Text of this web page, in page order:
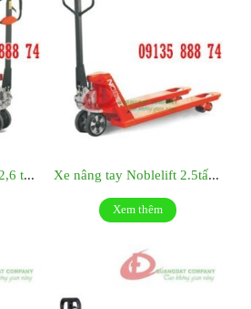
Xe nâng tay Noblelift 2,6 tấn – DELTA26S Xe nâng tay Noblelift 2.5tấn - AC25M
Xem thêm